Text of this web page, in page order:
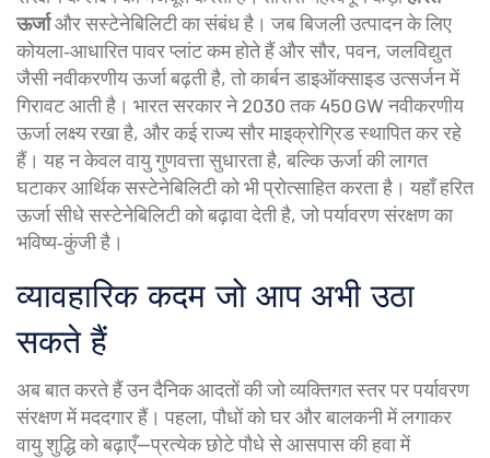
ऊर्जाऔर सस्टेनेबिलिटी का संबंध है। जब बिजली उत्पादन के लिए
कोयला‑आधारित पावर प्लांट कम होते हैं और सौर, पवन, जलविद्युत
जैसी नवीकरणीय ऊर्जा बढ़ती है, तो कार्बन डाइऑक्साइड उत्सर्जन में
गिरावट आती है। भारत सरकार ने 2030 तक 450 GW नवीकरणीय
ऊर्जा लक्ष्य रखा है, और कई राज्य सौर माइक्रोग्रिड स्थापित कर रहे
हैं। यह न केवल वायु गुणवत्ता सुधारता है, बल्कि ऊर्जा की लागत
घटाकर आर्थिक सस्टेनेबिलिटी को भी प्रोत्साहित करता है। यहाँहरित
ऊर्जासीधेसस्टेनेबिलिटीको बढ़ावा देती है, जो पर्यावरण संरक्षण का
भविष्य‑कुंजी है।
व्यावहारिक कदम जो आप अभी उठा
सकते हैं
अब बात करते हैं उन दैनिक आदतों की जो व्यक्तिगत स्तर पर पर्यावरण
संरक्षण में मददगार हैं। पहला, पौधों को घर और बालकनी में लगाकर
वायु शुद्धि को बढ़ाएँ—प्रत्येक छोटे पौधे से आसपास की हवा में